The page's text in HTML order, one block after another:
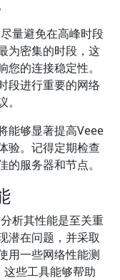
量避免在高峰时段
为密集的时段，这
的连接稳定性。
段进行重要的网络
能够显著提高Veee
验。记得定期检查
服务器和节点。
析其性能是至关重
潜在问题，并采取
用一些网络性能测
些工具能够帮助